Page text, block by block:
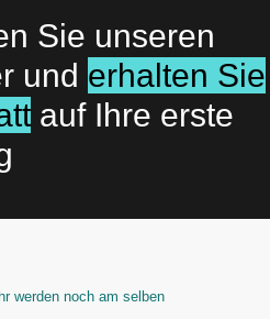
Sie unseren
und erhalten Sie
auf Ihre erste
werden noch am selben